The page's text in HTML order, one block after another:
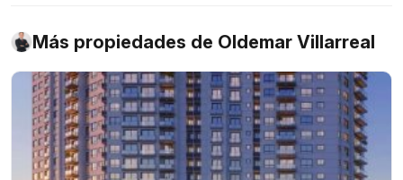
Más propiedades de Oldemar Villarreal